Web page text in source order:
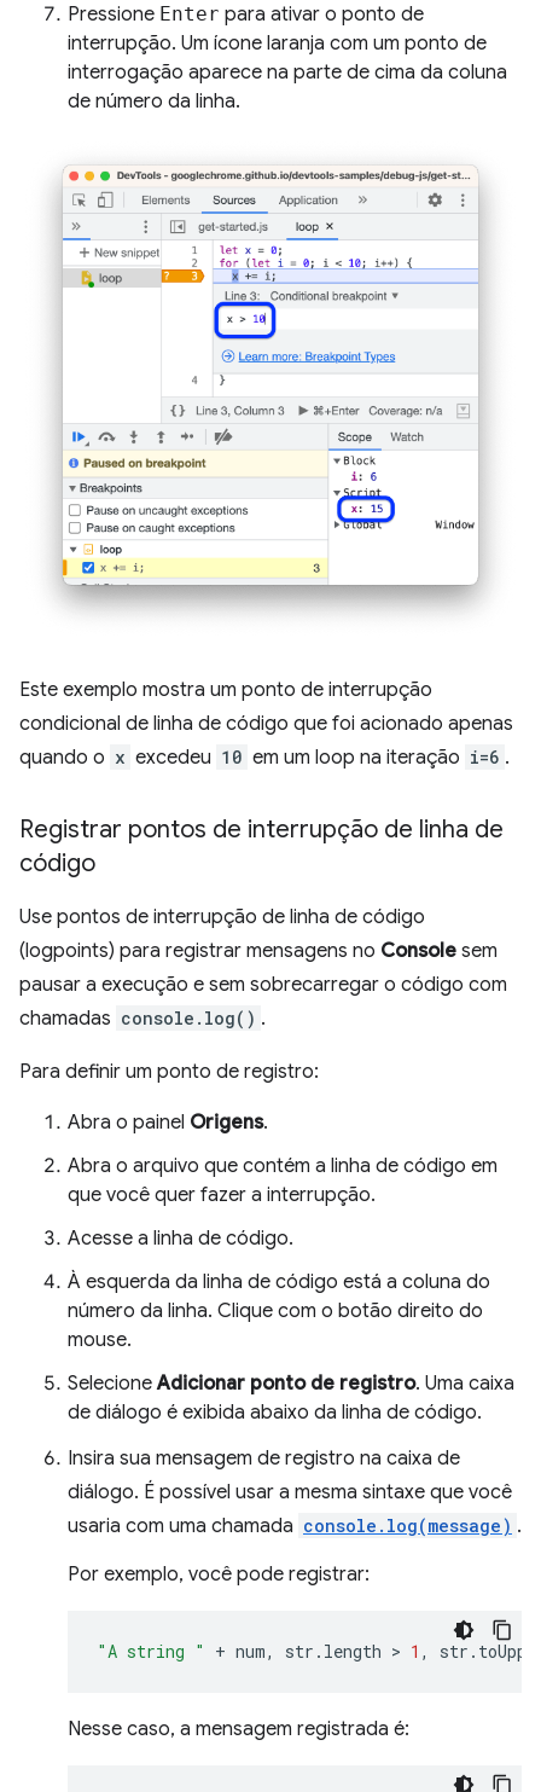
Pressione Enter para ativar o ponto de
interrupção. Um ícone laranja com um ponto de
interrogação aparece na parte de cima da coluna
de número da linha.
Este exemplo mostra um ponto de interrupção
condicional de linha de código que foi acionado apenas
quando o x excedeu 10 em um loop na iteração i=6 .
Registrar pontos de interrupção de linha de
código
Use pontos de interrupção de linha de código
(logpoints) para registrar mensagens no Console sem
pausar a execução e sem sobrecarregar o código com
chamadas console.log() .
Para definir um ponto de registro:
Abra o painel Origens.
Abra o arquivo que contém a linha de código em
que você quer fazer a interrupção.
Acesse a linha de código.
À esquerda da linha de código está a coluna do
número da linha. Clique com o botão direito do
mouse.
SelecioneAdicionar ponto de registro. Uma caixa
de diálogo é exibida abaixo da linha de código.
Insira sua mensagem de registro na caixa de
diálogo. É possível usar a mesma sintaxe que você
usaria com uma chamada console.log(message) .
Por exemplo, você pode registrar:
"A string " + num, str . length > 1 , str .
Nesse caso, a mensagem registrada é: